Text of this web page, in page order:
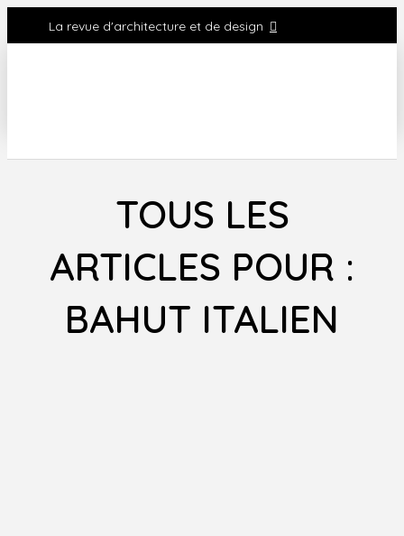
La revue d'architecture et de design
TOUS LES
ARTICLES POUR :
BAHUT ITALIEN